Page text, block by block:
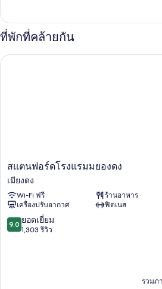
ทริปเปิล
เกี่ยว
กับ
ห้อง
ลัก
ที่พักที่คล้ายกัน
ส
แตน
ฟ
อร์ด
โรง
แรม
ม
สแตนฟอร์ดโรงแรมมยองดง
เมียงดง
Wi-Fi ฟรี
ร้านอาหาร
เครื่องปรับอากาศ
ฟิตเนส
9.0
จาก
9.0 ยอดเยี่ยม
1,303 รีวิว
รวมภ
สแตนฟอร์ดโรงแรมมยองดง